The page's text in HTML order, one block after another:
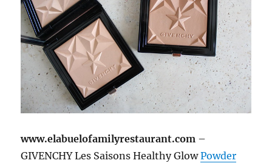
www.elabuelofamilyrestaurant.com –
GIVENCHY Les Saisons Healthy GlowPowder